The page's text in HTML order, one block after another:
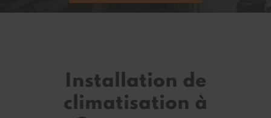
Installation de
climatisation à